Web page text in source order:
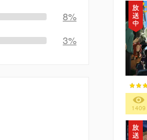
8%
3%
1409